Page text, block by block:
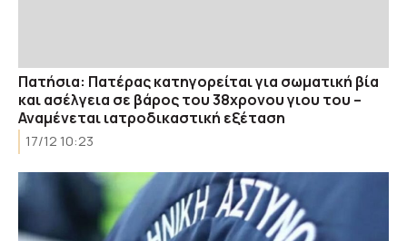
Πατήσια: Πατέρας κατηγορείται για σωματική βία
και ασέλγεια σε βάρος του 38χρονου γιου του –
Αναμένεται ιατροδικαστική εξέταση
17/12 10:23